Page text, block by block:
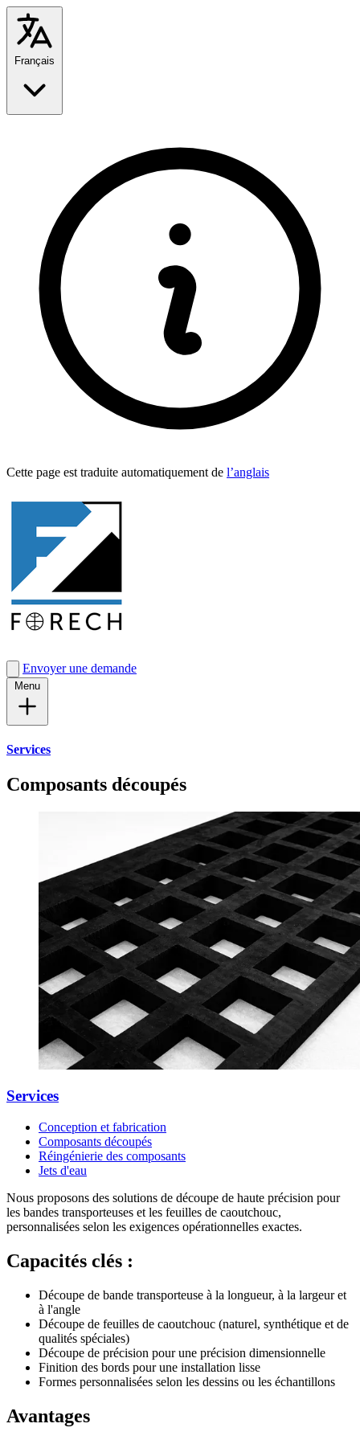
Cette page est traduite automa­tique­ment de l’anglais
Envoyer une demande
Services
Composants découpés
Services
Conception et fabrication
Composants découpés
Réingénierie des composants
Jets d'eau
Nous proposons des solutions de découpe de haute précision pour
les bandes transporteuses et les feuilles de caoutchouc,
personnalisées selon les exigences opérationnelles exactes.
Capacités clés :
Découpe de bande transporteuse à la longueur, à la largeur et
à l'angle
Découpe de feuilles de caoutchouc (naturel, synthétique et de
qualités spéciales)
Découpe de précision pour une précision dimensionnelle
Finition des bords pour une installation lisse
Formes personnalisées selon les dessins ou les échantillons
Avantages